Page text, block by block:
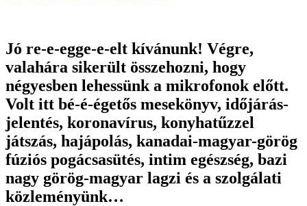
Jó re-e-egge-e-elt kívánunk! Végre,
valahára sikerült összehozni, hogy
négyesben lehessünk a mikrofonok előtt.
Volt itt bé-é-égetős mesekönyv, időjárás-
jelentés, koronavírus, konyhatűzzel
játszás, hajápolás, kanadai-magyar-görög
fúziós pogácsasütés, intim egészség, bazi
nagy görög-magyar lagzi és a szolgálati
közleményünk…